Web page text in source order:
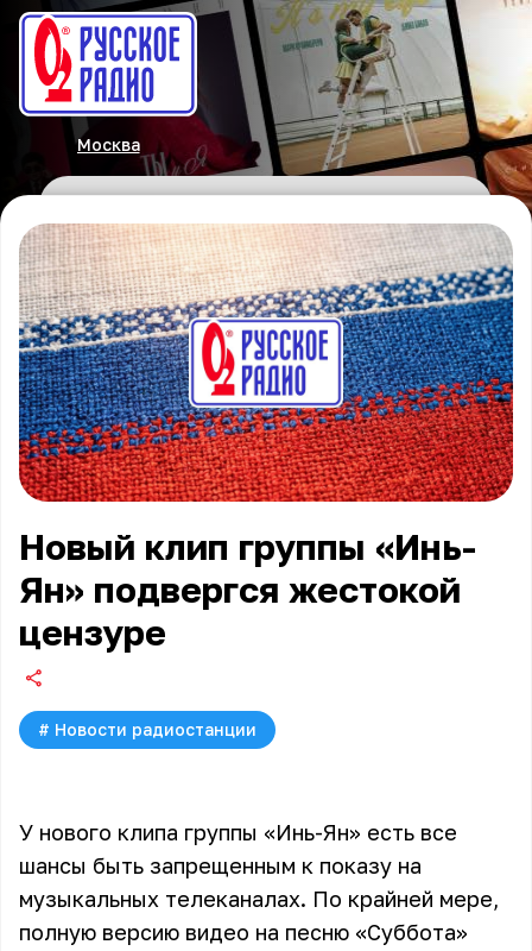
Москва
Новый клип группы «Инь-
Ян» подвергся жестокой
цензуре
# Новости радиостанции
У нового клипа группы «Инь-Ян» есть все
шансы быть запрещенным к показу на
музыкальных телеканалах. По крайней мере,
полную версию видео на песню «Суббота»